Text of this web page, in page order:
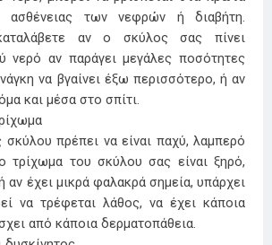
ασθένειας των νεφρών ή διαβήτη.
αν ο σκύλος σας πίνει
νερό αν παράγει μεγάλες ποσότητες
να βγαίνει έξω περισσότερο, ή αν
και μέσα στο σπίτι.
πρέπει να είναι παχύ, λαμπερό
τρίχωμα του σκύλου σας είναι ξηρό,
αν έχει μικρά φαλακρά σημεία, υπάρχει
να τρέφεται λάθος, να έχει κάποια
από κάποια δερματοπάθεια.